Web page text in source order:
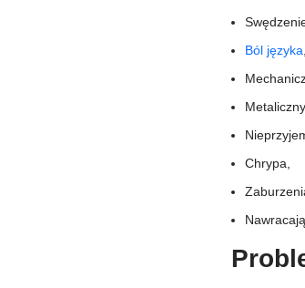
Ból języka
Chrypa,